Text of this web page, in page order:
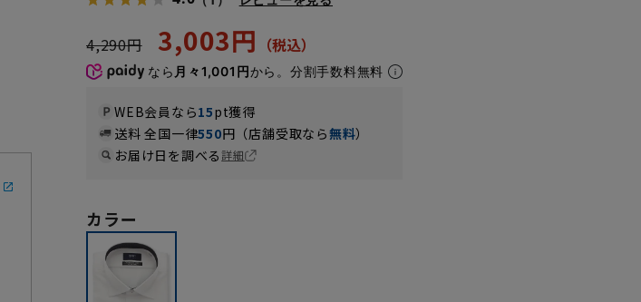
4,290円 3,003円
なら 月々1,001円から。分割手数料無料
WEB会員なら15pt獲得
送料 全国一律550円（店舗受取なら無料）
お届け日を調べる詳細
カラー